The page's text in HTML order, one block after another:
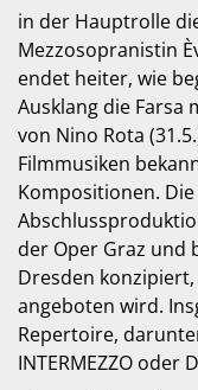
in der Hauptrolle
Mezzosopranistin
endet heiter, wie
Ausklang die Farsa
von Nino Rota
Filmmusiken
Kompositionen.
der Oper Graz und
Dresden
angeboten wird.
Repertoire,
INTERMEZZO oder